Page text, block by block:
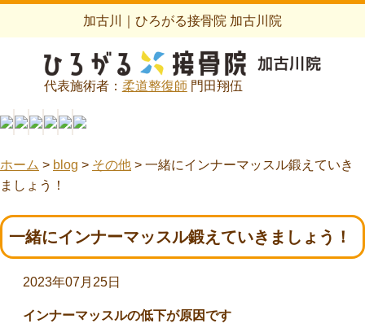
加古川｜ひろがる接骨院 加古川院
代表施術者： 柔道整復師 門田翔伍
ホーム > blog > その他 > 一緒にインナーマッスル鍛えていき
ましょう！
一緒にインナーマッスル鍛えていきましょう！
2023年07月25日
インナーマッスルの低下が原因です